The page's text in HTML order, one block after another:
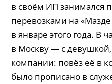
в своём ИП занимался
перевозками на
в январе этого года. В
в Москву — с
компании: повёз её в
было прописано в